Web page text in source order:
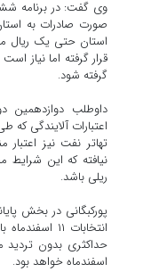
وی گفت: در برنامه
صورت صادرات به
استان حتی یک ریال
قرار گرفته اما نیاز
گرفته شود.
داوطلب دوازدهمین
تهاتر نفت نیز
نیافته که این شرایط
ریلی باشد.
پورکبگانی در بخش
انتخابات
اسفندماه خواهد بود.